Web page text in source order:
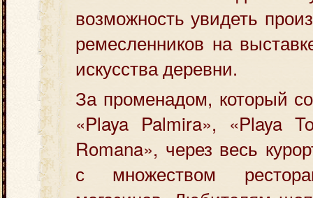
возможность увидеть
ремесленников на
искусства деревни.
За променадом, который
«Playa Palmira», «Playa
Romana», через весь
с множеством